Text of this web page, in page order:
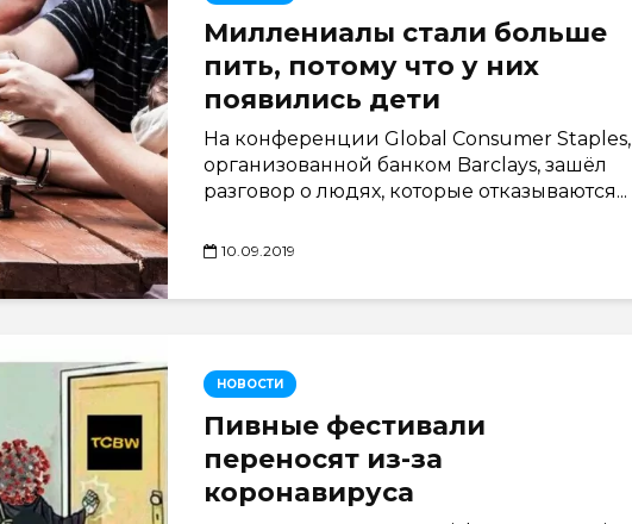
Миллениалы стали больше
пить, потому что у них
появились дети
На конференции Global Consumer Staples,
организованной банком Barclays, зашёл
разговор о людях, которые отказываются...
10.09.2019
НОВОСТИ
Пивные фестивали
переносят из-за
коронавируса